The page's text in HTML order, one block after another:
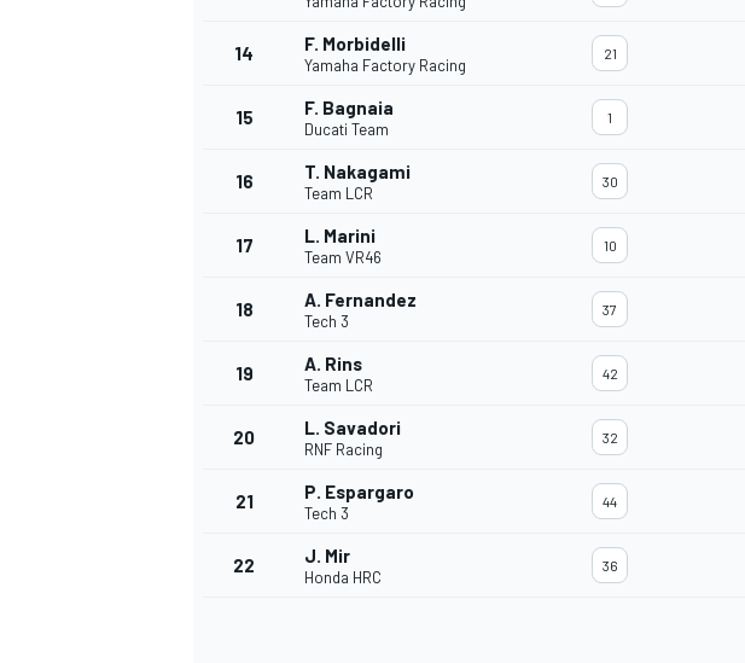
14 F. Morbidelli
Yamaha Factory Racing
21
15 F. Bagnaia
Ducati Team
1
16 T. Nakagami
Team LCR
30
17 L. Marini
Team VR46
10
18 A. Fernandez
Tech 3
37
19 A. Rins
Team LCR
42
20 L. Savadori
RNF Racing
32
21 P. Espargaro
Tech 3
44
22 J. Mir
Honda HRC
36